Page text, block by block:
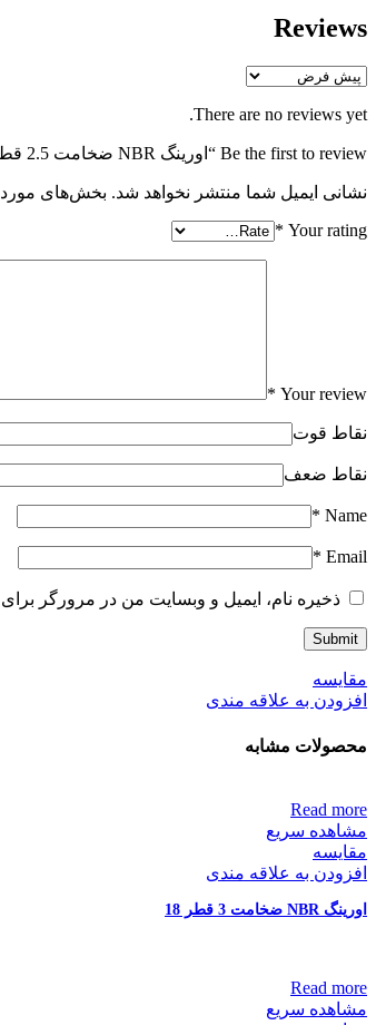
Reviews
There are no reviews yet.
Be the first to review “اورینگ NBR ضخامت 2.5 قطر 17”
نشانی ایمیل شما منتشر نخواهد شد. بخش‌های
Your rating
*
Your review
*
نقاط قوت
نقاط ضعف
Name
*
Email
*
ذخیره نام، ایمیل و وبسایت من در مرورگر
مقایسه
افزودن به علاقه مندی
محصولات مشابه
Read more
مشاهده سریع
مقایسه
افزودن به علاقه مندی
اورینگ NBR ضخامت 3 قطر 18
Read more
مشاهده سریع